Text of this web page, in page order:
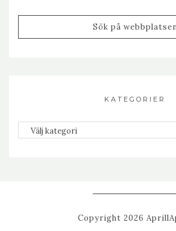
KATEGORIER
Kategorier
Copyright 2026